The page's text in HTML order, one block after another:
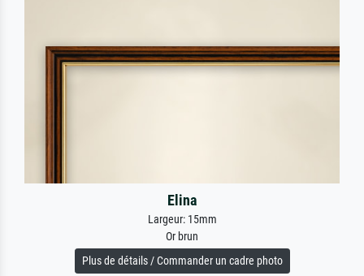
Elina
Largeur: 15mm
Or brun
Plus de détails / Commander un cadre photo